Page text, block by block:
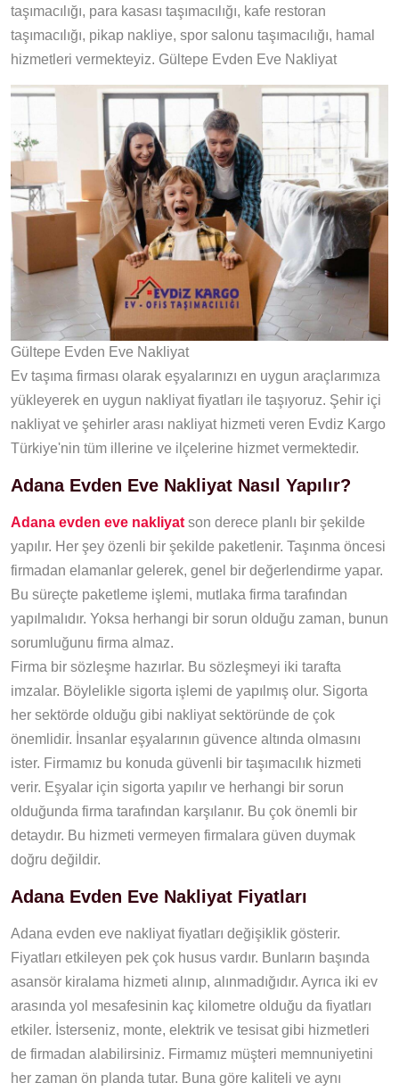
taşımacılığı, para kasası taşımacılığı, kafe restoran
taşımacılığı, pikap nakliye, spor salonu taşımacılığı, hamal
hizmetleri vermekteyiz. Gültepe Evden Eve Nakliyat
Gültepe Evden Eve Nakliyat
Ev taşıma firması olarak eşyalarınızı en uygun araçlarımıza
yükleyerek en uygun nakliyat fiyatları ile taşıyoruz. Şehir içi
nakliyat ve şehirler arası nakliyat hizmeti veren Evdiz Kargo
Türkiye'nin tüm illerine ve ilçelerine hizmet vermektedir.
Adana Evden Eve Nakliyat Nasıl Yapılır?
Adana evden eve nakliyat son derece planlı bir şekilde
yapılır. Her şey özenli bir şekilde paketlenir. Taşınma öncesi
firmadan elamanlar gelerek, genel bir değerlendirme yapar.
Bu süreçte paketleme işlemi, mutlaka firma tarafından
yapılmalıdır. Yoksa herhangi bir sorun olduğu zaman, bunun
sorumluğunu firma almaz.
Firma bir sözleşme hazırlar. Bu sözleşmeyi iki tarafta
imzalar. Böylelikle sigorta işlemi de yapılmış olur. Sigorta
her sektörde olduğu gibi nakliyat sektöründe de çok
önemlidir. İnsanlar eşyalarının güvence altında olmasını
ister. Firmamız bu konuda güvenli bir taşımacılık hizmeti
verir. Eşyalar için sigorta yapılır ve herhangi bir sorun
olduğunda firma tarafından karşılanır. Bu çok önemli bir
detaydır. Bu hizmeti vermeyen firmalara güven duymak
doğru değildir.
Adana Evden Eve Nakliyat Fiyatları
Adana evden eve nakliyat fiyatları değişiklik gösterir.
Fiyatları etkileyen pek çok husus vardır. Bunların başında
asansör kiralama hizmeti alınıp, alınmadığıdır. Ayrıca iki ev
arasında yol mesafesinin kaç kilometre olduğu da fiyatları
etkiler. İsterseniz, monte, elektrik ve tesisat gibi hizmetleri
de firmadan alabilirsiniz. Firmamız müşteri memnuniyetini
her zaman ön planda tutar. Buna göre kaliteli ve aynı